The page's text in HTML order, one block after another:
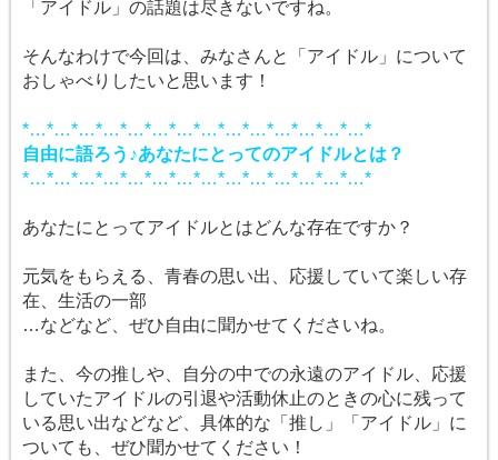
「アイドル」の話題は尽きないですね。
そんなわけで今回は、みなさんと「アイドル」について
おしゃべりしたいと思います！
*…*…*…*…*…*…*…*…*…*…*…*…*…*…*
自由に語ろう♪あなたにとってのアイドルとは？
*…*…*…*…*…*…*…*…*…*…*…*…*…*…*
あなたにとってアイドルとはどんな存在ですか？
元気をもらえる、青春の思い出、応援していて楽しい存
在、生活の一部
…などなど、ぜひ自由に聞かせてくださいね。
また、今の推しや、自分の中での永遠のアイドル、応援
していたアイドルの引退や活動休止のときの心に残って
いる思い出などなど、具体的な「推し」「アイドル」に
ついても、ぜひ聞かせてください！